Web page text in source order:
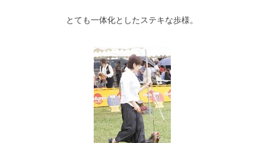
とても一体化としたステキな歩様。